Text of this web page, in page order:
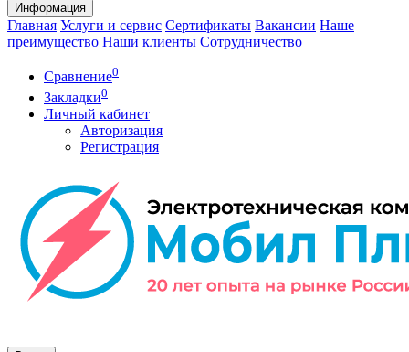
Информация
Главная Услуги и сервис Сертификаты Вакансии Наше
преимущество Наши клиенты Сотрудничество
Сравнение0
Закладки0
Личный кабинет
Авторизация
Регистрация